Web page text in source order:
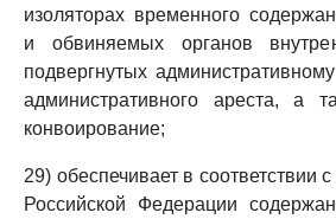
изоляторах временного
и обвиняемых органов
подвергнутых
административного ареста, а
конвоирование;
29) обеспечивает в соответствии
Российской Федерации